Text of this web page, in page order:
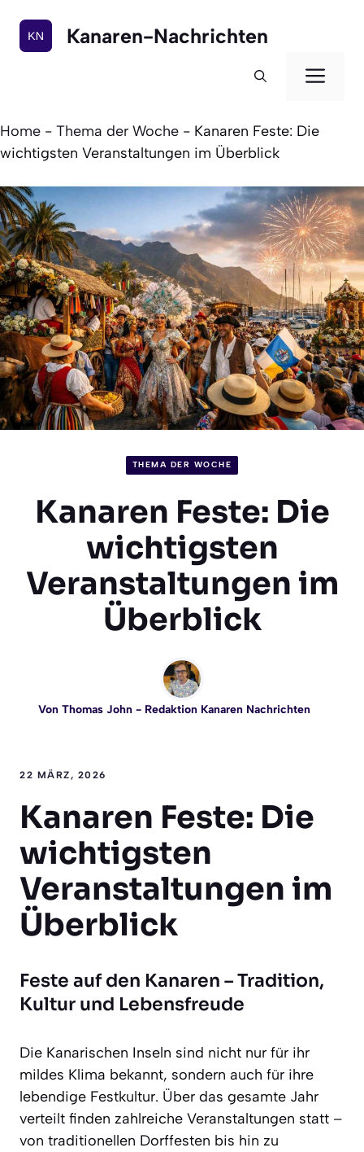
Inhalt
springen
Kanaren-Nachrichten
Home - Thema der Woche - Kanaren Feste: Die
wichtigsten Veranstaltungen im Überblick
THEMA DER WOCHE
Kanaren Feste: Die
wichtigsten
Veranstaltungen im
Überblick
Von Thomas John- Redaktion Kanaren Nachrichten
22 MÄRZ, 2026
Kanaren Feste: Die
wichtigsten
Veranstaltungen im
Überblick
Feste auf den Kanaren – Tradition,
Kultur und Lebensfreude
Die Kanarischen Inseln sind nicht nur für ihr
mildes Klima bekannt, sondern auch für ihre
lebendige Festkultur. Über das gesamte Jahr
verteilt finden zahlreiche Veranstaltungen statt –
von traditionellen Dorffesten bis hin zu